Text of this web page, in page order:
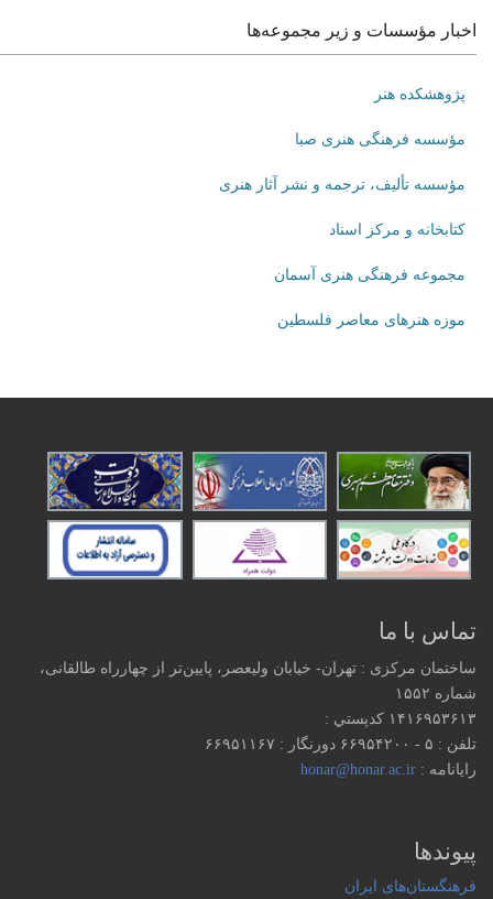
اخبار مؤسسات و زیر مجموعه‌ها
پژوهشکده هنر
مؤسسه فرهنگی هنری صبا
مؤسسه تألیف، ترجمه و نشر آثار هنری
کتابخانه و مرکز اسناد
مجموعه فرهنگی هنری آسمان
موزه هنرهای‌ معاصر فلسطین
تماس با ما
ساختمان مرکزی : تهران- خیابان ولیعصر، پایین‌تر از چهارراه طالقانی،
شماره ۱۵۵۲
۱۴۱۶۹۵۳۶۱۳ كدپستي :
تلفن : ۵ - ۶۶۹۵۴۲۰۰ دورنگار : ۶۶۹۵۱۱۶۷
رایانامه :honar@honar.ac.ir
پیوندها
فرهنگستان‌های ایران